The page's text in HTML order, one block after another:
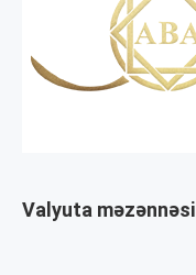
Valyuta məzənnəsi